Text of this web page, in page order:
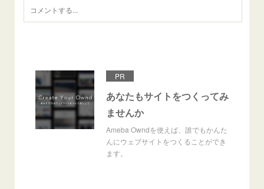
PR
あなたもサイトをつくってみ
ませんか
Ameba Owndを使えば、誰でもかんた
んにウェブサイトをつくることができ
ます。